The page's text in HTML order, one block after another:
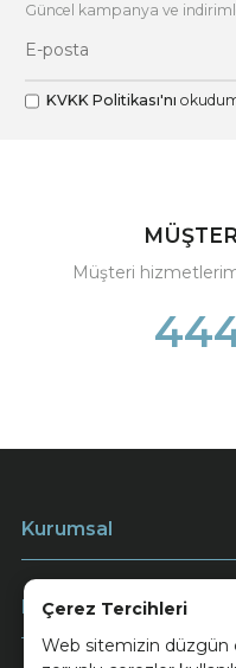
Çerez Tercihleri
Web sitemizin düzgün
Güncel kampanya ve
KVKK Politikası'nı
Müşteri
Kurumsal
Müşteri Hizmetleri